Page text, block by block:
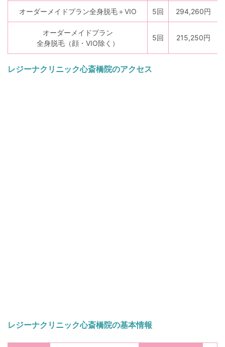
オーダーメイドプラン全身脱毛＋VIO 5回 294,260円
オーダーメイドプラン
全身脱毛（顔・VIO除く）
5回 215,250円
レジーナクリニック心斎橋院のアクセス
レジーナクリニック心斎橋院の基本情報